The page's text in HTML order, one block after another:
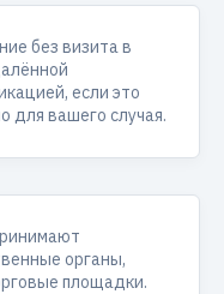
без визита в
если это
для вашего случая.
органы,
площадки.